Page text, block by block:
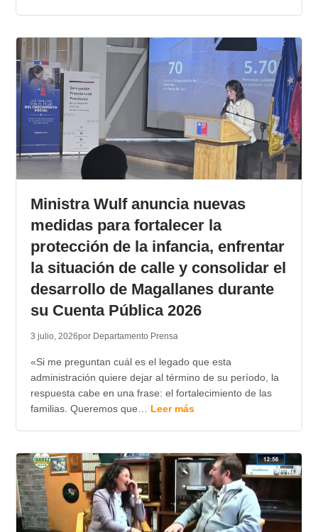
Ministra Wulf anuncia nuevas
medidas para fortalecer la
protección de la infancia, enfrentar
la situación de calle y consolidar el
desarrollo de Magallanes durante
su Cuenta Pública 2026
3 julio, 2026por Departamento Prensa
«Si me preguntan cuál es el legado que esta
administración quiere dejar al término de su período, la
respuesta cabe en una frase: el fortalecimiento de las
familias. Queremos que… Leer más